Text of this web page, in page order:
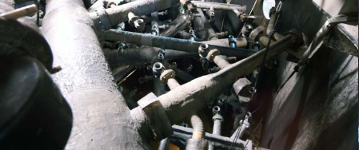
RAUCHGASENTSCHWEFELUNGS-ANLAGE